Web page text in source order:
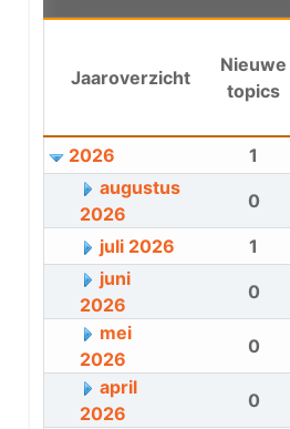
Jaaroverzicht
Nieuwe
topics
2026
1
augustus
2026
0
juli 2026 1
juni
2026
0
mei
2026
0
april
2026
0